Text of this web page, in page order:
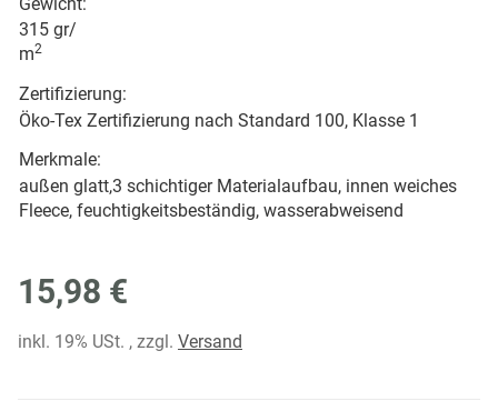
315 gr/
m2
Zertifizierung:
Öko-Tex Zertifizierung nach Standard 100, Klasse 1
Merkmale:
außen glatt,3 schichtiger Materialaufbau, innen weiches
Fleece, feuchtigkeitsbeständig, wasserabweisend
15,98 €
inkl. 19% USt. , zzgl. Versand